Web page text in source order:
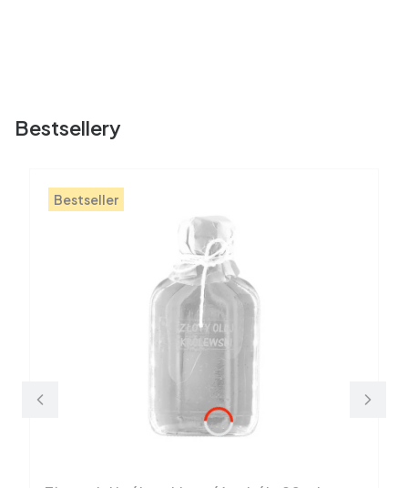
Bestsellery
Bestseller